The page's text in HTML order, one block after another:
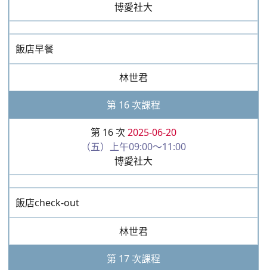
博愛社大
飯店早餐
林世君
第 16 次課程
第 16 次 2025-06-20
（五）上午09:00～11:00
博愛社大
飯店check-out
林世君
第 17 次課程